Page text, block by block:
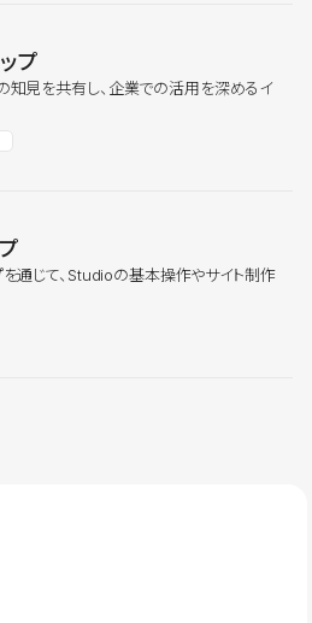
プ
知見を共有し、企業での活用を深めるイ
通じて、Studioの基本操作やサイト制作